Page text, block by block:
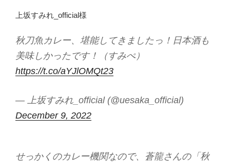
上坂すみれ_official様
秋刀魚カレー、堪能してきましたっ！日本酒も
美味しかったです！（すみぺ）
https://t.co/aYJlOMQt23
— 上坂すみれ_official (@uesaka_official)
December 9, 2022
せっかくのカレー機関なので、蒼龍さんの「秋